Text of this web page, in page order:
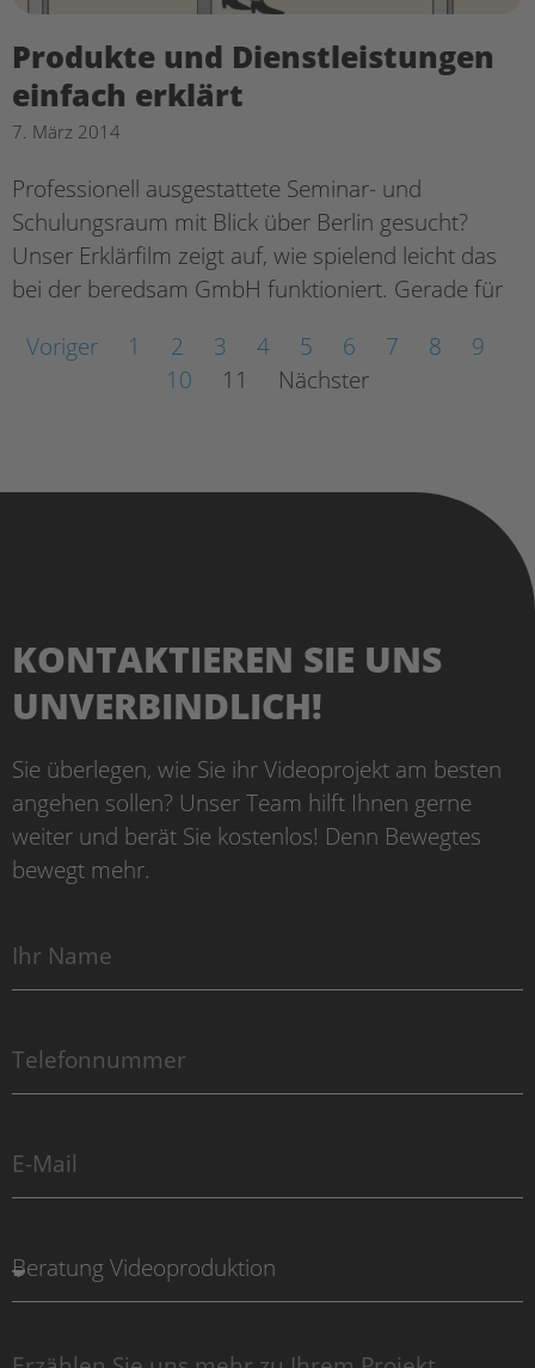
Produkte und Dienstleistungen
einfach erklärt
7. März 2014
Professionell ausgestattete Seminar- und
Schulungsraum mit Blick über Berlin gesucht?
Unser Erklärfilm zeigt auf, wie spielend leicht das
bei der beredsam GmbH funktioniert. Gerade für
Voriger
1 2 3 4 5 6 7 8
9
10
11 Nächster
KONTAKTIEREN SIE UNS
UNVERBINDLICH!
Sie überlegen, wie Sie ihr Videoprojekt am besten
angehen sollen? Unser Team hilft Ihnen gerne
weiter und berät Sie kostenlos! Denn Bewegtes
bewegt mehr.